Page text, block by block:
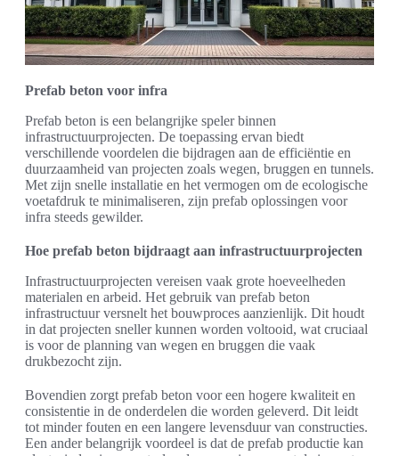
Prefab beton voor infra
Prefab beton is een belangrijke speler binnen
infrastructuurprojecten. De toepassing ervan biedt
verschillende voordelen die bijdragen aan de efficiëntie en
duurzaamheid van projecten zoals wegen, bruggen en tunnels.
Met zijn snelle installatie en het vermogen om de ecologische
voetafdruk te minimaliseren, zijn prefab oplossingen voor
infra steeds gewilder.
Hoe prefab beton bijdraagt aan infrastructuurprojecten
Infrastructuurprojecten vereisen vaak grote hoeveelheden
materialen en arbeid. Het gebruik van prefab beton
infrastructuur versnelt het bouwproces aanzienlijk. Dit houdt
in dat projecten sneller kunnen worden voltooid, wat cruciaal
is voor de planning van wegen en bruggen die vaak
drukbezocht zijn.
Bovendien zorgt prefab beton voor een hogere kwaliteit en
consistentie in de onderdelen die worden geleverd. Dit leidt
tot minder fouten en een langere levensduur van constructies.
Een ander belangrijk voordeel is dat de prefab productie kan